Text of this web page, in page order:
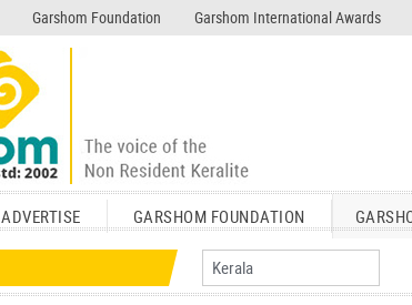
Garshom Foundation Garshom International Awards
ADVERTISE GARSHOM FOUNDATION